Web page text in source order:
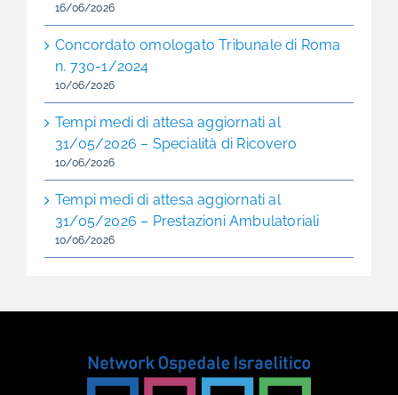
16/06/2026
Concordato omologato Tribunale di Roma
n. 730-1/2024
10/06/2026
Tempi medi di attesa aggiornati al
31/05/2026 – Specialità di Ricovero
10/06/2026
Tempi medi di attesa aggiornati al
31/05/2026 – Prestazioni Ambulatoriali
10/06/2026